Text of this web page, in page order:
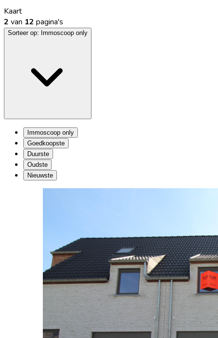
Kaart
2 van 12 pagina's
Sorteer op: Immoscoop only
Immoscoop only
Goedkoopste
Duurste
Oudste
Nieuwste